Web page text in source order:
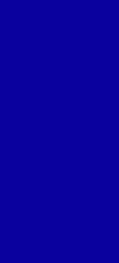
Copyright © 2026